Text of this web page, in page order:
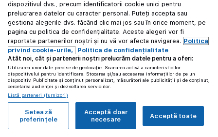
dispozitivul dvs., precum identificatorii cookie unici pentru
prelucrarea datelor cu caracter personal. Puteți accepta sau
gestiona alegerile dvs. făcând clic mai jos sau în orice moment, pe
pagina cu politica de confidențialitate. Aceste alegeri vor fi
raportate partenerilor noștri și nu vă vor afecta navigarea. Politica
privind cookie-urile,
Politica de confidențialitate
Atât noi, cât și partenerii noștri prelucrăm datele pentru a oferi:
Utilizarea unor date precise de geolocație. Scanarea activă a caracteristicilor
dispozitivului pentru identificare. Stocarea și/sau accesarea informațiilor de pe un
dispozitiv. Publicitate și conținut personalizat, măsurători ale publicității și de conținut,
cercetarea audienței și dezvoltarea serviciilor.
Listă parteneri (furnizori)
Acceptă toate
Acceptă doar
necesare
Setează
preferințele